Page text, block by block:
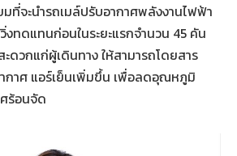
มที่จะนำรถเมล์ปรับอากาศพลังงานไฟฟ้า
งทดแทนก่อนในระยะแรกจำนวน 45 คัน
ดวกแก่ผู้เดินทาง ให้สามารถโดยสาร
กาศ แอร์เย็นเพิ่มขึ้น เพื่อลดอุณหภูมิ
ร้อนจัด